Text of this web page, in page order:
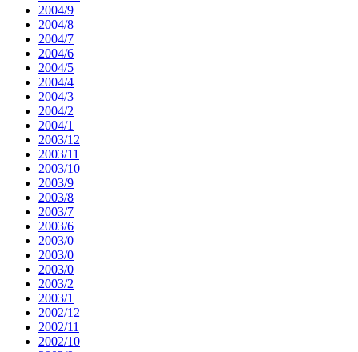
2004/9
2004/8
2004/7
2004/6
2004/5
2004/4
2004/3
2004/2
2004/1
2003/12
2003/11
2003/10
2003/9
2003/8
2003/7
2003/6
2003/0
2003/0
2003/0
2003/2
2003/1
2002/12
2002/11
2002/10